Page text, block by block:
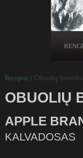
Receptai \ Obuolių brendis
OBUOLIŲ
APPLE
KALVADOSAS